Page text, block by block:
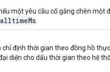
một yêu cầu cố gắng chèn một
Ms
định thời gian theo đồng hồ
diện cho dấu thời gian theo hệ